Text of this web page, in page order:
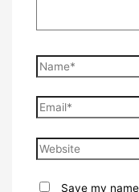
Name*
Email*
Website
Save my